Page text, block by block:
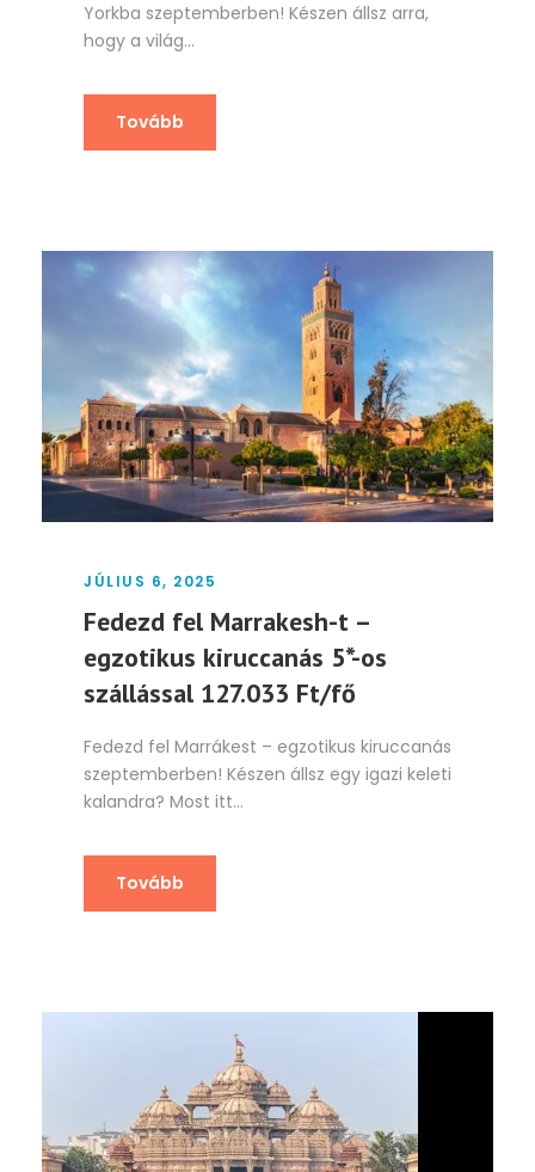
Yorkba szeptemberben! Készen állsz arra,
hogy a világ...
Tovább
JÚLIUS 6, 2025
Fedezd fel Marrakesh-t –
egzotikus kiruccanás 5*-os
szállással 127.033 Ft/fő
Fedezd fel Marrákest – egzotikus kiruccanás
szeptemberben! Készen állsz egy igazi keleti
kalandra? Most itt...
Tovább